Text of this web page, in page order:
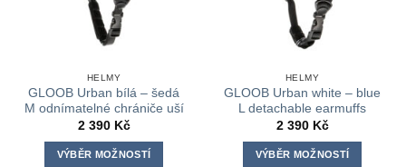
produktu
HELMY
GLOOB Urban bílá – šedá
M odnímatelné chrániče uší
2 390 Kč
VÝBĚR MOŽNOSTÍ
HELMY
GLOOB Urban white – blue
L detachable earmuffs
2 390 Kč
VÝBĚR MOŽNOSTÍ